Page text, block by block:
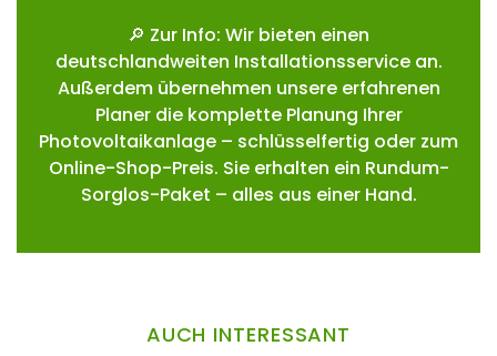
🔎 Zur Info: Wir bieten einen
deutschlandweiten Installationsservice an.
Außerdem übernehmen unsere erfahrenen
Planer die komplette Planung Ihrer
Photovoltaikanlage – schlüsselfertig oder zum
Online-Shop-Preis. Sie erhalten ein Rundum-
Sorglos-Paket – alles aus einer Hand.
AUCH INTERESSANT